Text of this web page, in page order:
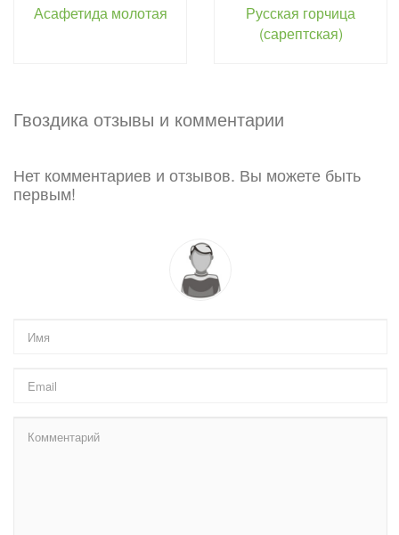
Асафетида молотая
Русская горчица
(сарептская)
Гвоздика отзывы и комментарии
Нет комментариев и отзывов. Вы можете быть
первым!